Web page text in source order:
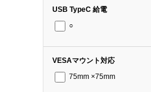
USB TypeC 給電
○
VESAマウント対応
75mm ×75mm